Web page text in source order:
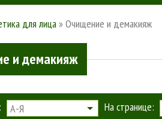
для лица»Очищение и демакияж
и демакияж
А-Я На странице: